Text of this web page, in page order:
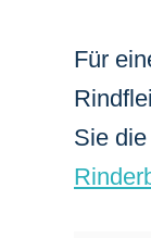
Für
Sie die